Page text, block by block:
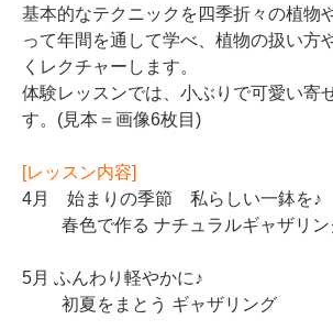
基本的なテクニックを四季折々の植物
って年間を通して学べ、植物の扱い方
くレクチャーします。
体験レッスンでは、小ぶりで可愛い寄
す。(見本＝画像6枚目)
[レッスン内容]
4月 始まりの季節 私らしい一鉢を♪
春色で作る ナチュラルギャザリン
5月 ふんわり軽やかに♪
初夏をまとう ギャザリング